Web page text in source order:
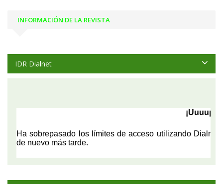
INFORMACIÓN DE LA REVISTA
IDR Dialnet